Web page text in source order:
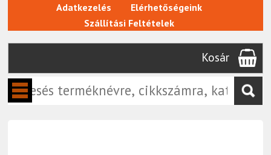
Adatkezelés
Elérhetőségeink
Szállítási Feltételek
Kosár